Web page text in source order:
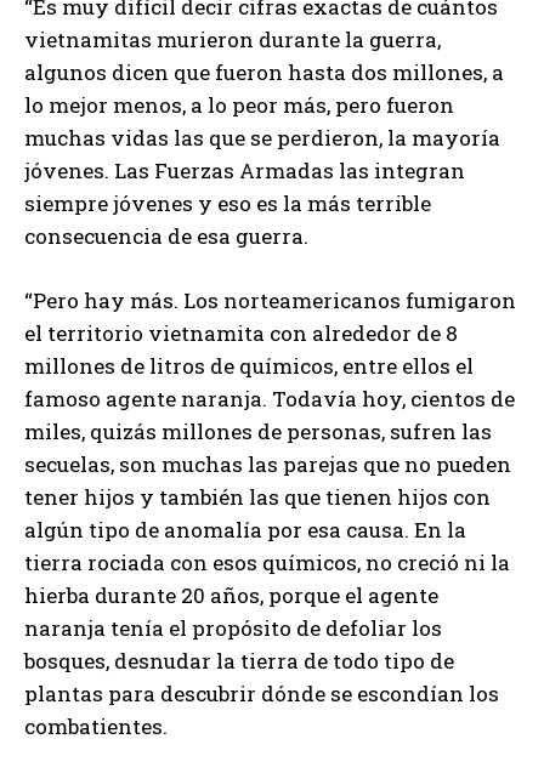
“Es muy difícil decir cifras exactas de cuántos
vietnamitas murieron durante la guerra,
algunos dicen que fueron hasta dos millones, a
lo mejor menos, a lo peor más, pero fueron
muchas vidas las que se perdieron, la mayoría
jóvenes. Las Fuerzas Armadas las integran
siempre jóvenes y eso es la más terrible
consecuencia de esa guerra.
“Pero hay más. Los norteamericanos fumigaron
el territorio vietnamita con alrededor de 8
millones de litros de químicos, entre ellos el
famoso agente naranja. Todavía hoy, cientos de
miles, quizás millones de personas, sufren las
secuelas, son muchas las parejas que no pueden
tener hijos y también las que tienen hijos con
algún tipo de anomalía por esa causa. En la
tierra rociada con esos químicos, no creció ni la
hierba durante 20 años, porque el agente
naranja tenía el propósito de defoliar los
bosques, desnudar la tierra de todo tipo de
plantas para descubrir dónde se escondían los
combatientes.